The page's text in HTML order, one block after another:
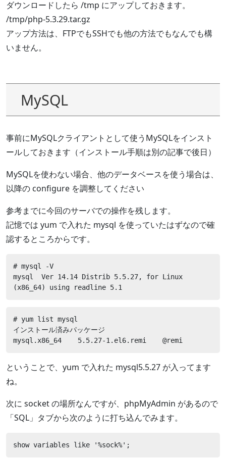
ダウンロードしたら /tmp にアップしておきます。
/tmp/php-5.3.29.tar.gz
アップ方法は、FTPでもSSHでも他の方法でもなんでも構
いません。
MySQL
事前にMySQLクライアントとして使うMySQLをインスト
ールしておきます（インストール手順は別の記事で後日）
MySQLを使わない場合、他のデータベースを使う場合は、
以降の configure を調整してください
参考までに今回のサーバでの操作を残します。
記憶では yum で入れた mysql を使っていたはずなので確
認するところからです。
# mysql -V
mysql  Ver 14.14 Distrib 5.5.27, for Linux
(x86_64) using readline 5.1
# yum list mysql
インストール済みパッケージ
mysql.x86_64    5.5.27-1.el6.remi    @remi
ということで、yum で入れた mysql5.5.27 が入ってます
ね。
次に socket の場所なんですが、phpMyAdmin があるので
「SQL」タブから次のように打ち込んでみます。
show variables like '%sock%';